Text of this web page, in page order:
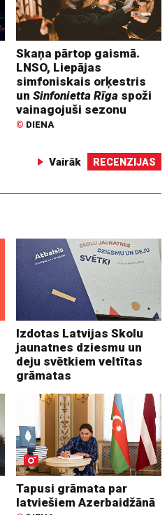
Skaņa pārtop gaismā.
LNSO, Liepājas
simfoniskais orķestris
unSinfonietta Rīga spoži
vainagojuši sezonu
© DIENA
Vairāk RECENZIJAS
Izdotas Latvijas Skolu
jaunatnes dziesmu un
deju svētkiem veltītas
grāmatas
Tapusi grāmata par
latviešiem Azerbaidžānā